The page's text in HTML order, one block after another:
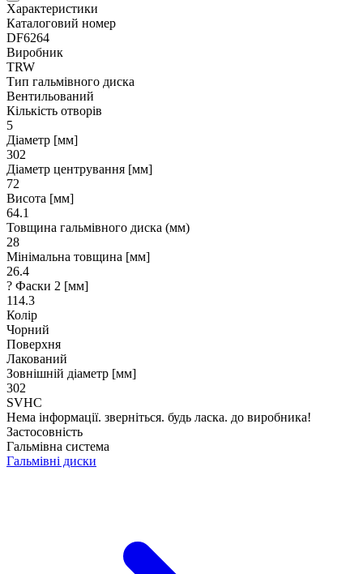
Характеристики
Каталоговий номер
DF6264
Виробник
TRW
Тип гальмівного диска
Вентильований
Кількість отворів
5
Діаметр [мм]
302
Діаметр центрування [мм]
72
Висота [мм]
64.1
Товщина гальмівного диска (мм)
28
Мінімальна товщина [мм]
26.4
? Фаски 2 [мм]
114.3
Колір
Чорний
Поверхня
Лакований
Зовнішній діаметр [мм]
302
SVHC
Нема інформації. зверніться. будь ласка. до виробника!
Застосовність
Гальмівна система
Гальмівні диски